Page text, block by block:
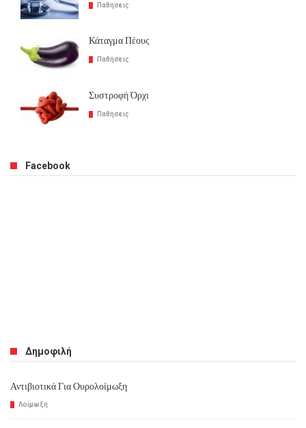
Παθήσεις
Κάταγμα Πέους
Παθήσεις
Συστροφή Όρχι
Παθήσεις
Facebook
Δημοφιλή
Αντιβιοτικά Για Ουρολοίμωξη
Λοίμωξη